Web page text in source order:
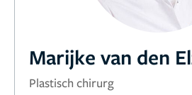
Marijke van den
Plastisch chirurg